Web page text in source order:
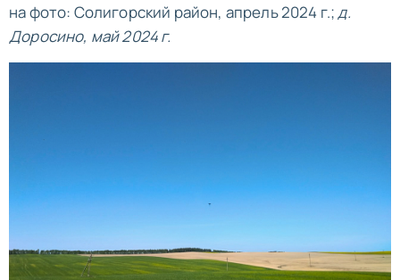
на фото: Солигорский район, апрель 2024 г.;д.
Доросино, май 2024 г.